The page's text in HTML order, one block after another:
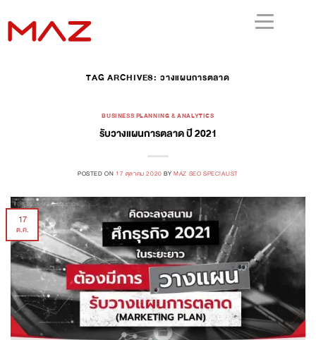
TAG ARCHIVES: วางแผนการตลาด
BUSINESS PLANNING & ANALYTICS
รับวางแผนการตลาด ปี 2021
POSTED ON17 ตุลาคม 2020 BYMAZ SEO SPECIALIST
17
ต.ค.